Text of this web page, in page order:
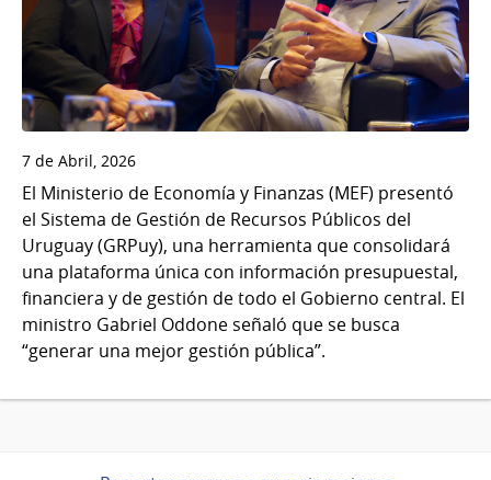
7 de Abril, 2026
El Ministerio de Economía y Finanzas (MEF) presentó
el Sistema de Gestión de Recursos Públicos del
Uruguay (GRPuy), una herramienta que consolidará
una plataforma única con información presupuestal,
financiera y de gestión de todo el Gobierno central. El
ministro Gabriel Oddone señaló que se busca
“generar una mejor gestión pública”.